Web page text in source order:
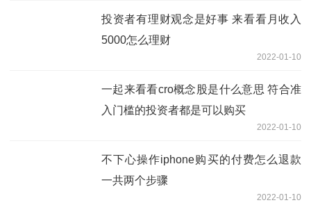
投资者有理财观念是好事 来看看月收入
5000怎么理财
2022-01-10
一起来看看cro概念股是什么意思 符合准
入门槛的投资者都是可以购买
2022-01-10
不下心操作iphone购买的付费怎么退款
一共两个步骤
2022-01-10